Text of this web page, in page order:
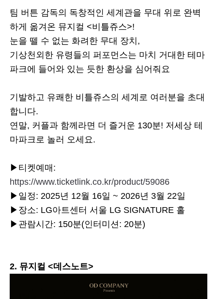
팀 버튼 감독의 독창적인 세계관을 무대 위로 완벽
하게 옮겨온 뮤지컬 <비틀쥬스>!
눈을 뗄 수 없는 화려한 무대 장치,
기상천외한 유령들의 퍼포먼스는 마치 거대한 테마
파크에 들어와 있는 듯한 환상을 심어줘요
기발하고 유쾌한 비틀쥬스의 세계로 여러분을 초대
합니다.
연말, 커플과 함께라면 더 즐거운 130분! 저세상 테
마파크로 놀러 오세요.
▶티켓예매:
https://www.ticketlink.co.kr/product/59086
▶일정: 2025년 12월 16일 ~ 2026년 3월 22일
▶장소: LG아트센터 서울 LG SIGNATURE 홀
▶관람시간: 150분(인터미션: 20분)
2. 뮤지컬 <데스노트>